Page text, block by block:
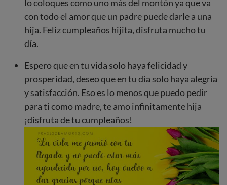
lo coloques como uno más del montón ya que va
con todo el amor que un padre puede darle a una
hija. Feliz cumpleaños hijita, disfruta mucho tu
día.
Espero que en tu vida solo haya felicidad y
prosperidad, deseo que en tu día solo haya alegría
y satisfacción. Eso es lo menos que puedo pedir
para ti como madre, te amo infinitamente hija
¡disfruta de tu cumpleaños!